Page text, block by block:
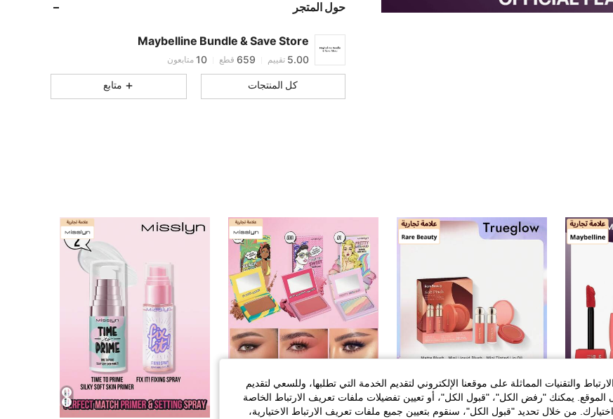
حول المتجر
Maybelline Bundle & Save Store
5.00
5.00
659
10
5.00 تقييم 659 قطع 10 متابعون
5.00
5.00
659
10
كل المنتجات متابع
5
والتقنيات المماثلة على موقعنا الإلكتروني لتقديم الخدمة التي تطلبها، وللسعي لتقديم
يمكنك "رفض الكل"، "قبول الكل"، أو تعيين تفضيلات ملفات تعريف الارتباط الخاصة
من خلال تحديد "قبول الكل"، سنقوم بتعيين جميع ملفات تعريف الارتباط الاختيارية،